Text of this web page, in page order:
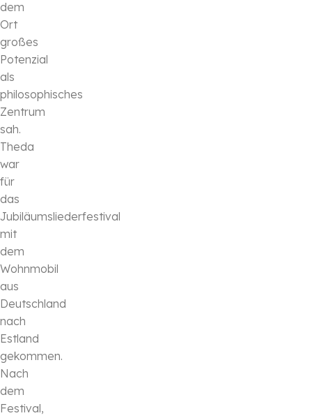
dem
Ort
großes
Potenzial
als
philosophisches
Zentrum
sah.
Theda
war
für
das
Jubiläumsliederfestival
mit
dem
Wohnmobil
aus
Deutschland
nach
Estland
gekommen.
Nach
dem
Festival,